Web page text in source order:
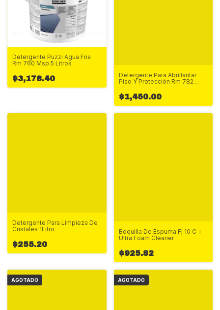
Detergente Puzzi Agua Fria
Rm 760 Msp 5 Litros
$3,178.40
Detergente Para Abrillantar
Piso Y Protección Rm 782
$1,450.00
Detergente Para Limpieza De
Cristales 1Litro
$255.20
Boquilla De Espuma Fj 10 C +
Ultra Foam Cleaner
$925.82
AGOTADO AGOTADO